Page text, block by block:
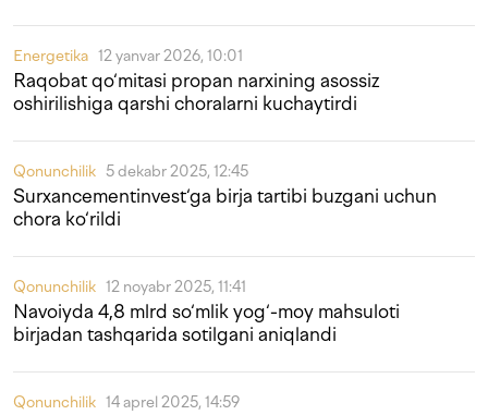
Energetika 12 yanvar 2026, 10:01
Raqobat qo‘mitasi propan narxining asossiz
oshirilishiga qarshi choralarni kuchaytirdi
Qonunchilik 5 dekabr 2025, 12:45
Surxancementinvest‘ga birja tartibi buzgani uchun
chora ko‘rildi
Qonunchilik 12 noyabr 2025, 11:41
Navoiyda 4,8 mlrd so‘mlik yog‘-moy mahsuloti
birjadan tashqarida sotilgani aniqlandi
Qonunchilik 14 aprel 2025, 14:59